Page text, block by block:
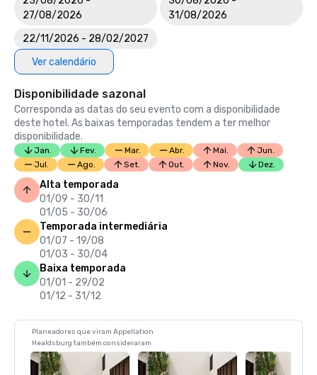
27/08/2026
31/08/2026
22/11/2026 - 28/02/2027
Ver calendário
Disponibilidade sazonal
Corresponda as datas do seu evento com a disponibilidade
deste hotel. As baixas temporadas tendem a ter melhor
disponibilidade.
Jan. Fev. Mar. Abr. Mai.
Jun.
Jul.
Ago. Set. Out. Nov. Dez.
Alta temporada
01/09 - 30/11
01/05 - 30/06
Temporada intermediária
01/07 - 19/08
01/03 - 30/04
Baixa temporada
01/01 - 29/02
01/12 - 31/12
Planeadores que viram Appellation
Healdsburg também consideraram